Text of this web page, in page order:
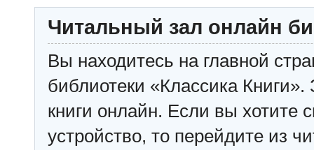
Читальный зал онлайн
Вы находитесь на главной
библиотеки «Классика
книги онлайн. Если вы хотите
устройство, то перейдите из